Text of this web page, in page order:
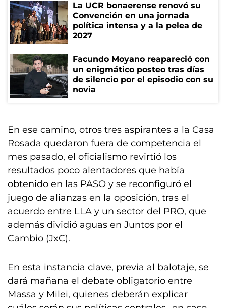
La UCR bonaerense renovó su
Convención en una jornada
política intensa y a la pelea de
2027
Facundo Moyano reapareció con
un enigmático posteo tras días
de silencio por el episodio con su
novia
En ese camino, otros tres aspirantes a la Casa
Rosada quedaron fuera de competencia el
mes pasado, el oficialismo revirtió los
resultados poco alentadores que había
obtenido en las PASO y se reconfiguró el
juego de alianzas en la oposición, tras el
acuerdo entre LLA y un sector del PRO, que
además dividió aguas en Juntos por el
Cambio (JxC).
En esta instancia clave, previa al balotaje, se
dará mañana el debate obligatorio entre
Massa y Milei, quienes deberán explicar